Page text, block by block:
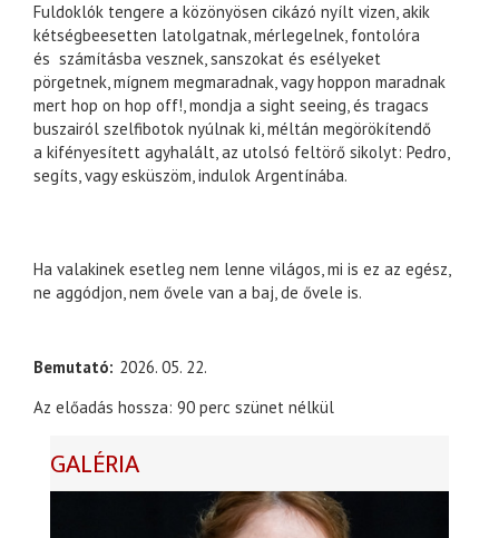
Fuldoklók tengere a közönyösen cikázó nyílt vizen, akik
kétségbeesetten latolgatnak, mérlegelnek, fontolóra
és számításba vesznek, sanszokat és esélyeket
pörgetnek, mígnem megmaradnak, vagy hoppon maradnak
mert hop on hop off!, mondja a sight seeing, és tragacs
buszairól szelfibotok nyúlnak ki, méltán megörökítendő
a kifényesített agyhalált, az utolsó feltörő sikolyt: Pedro,
segíts, vagy esküszöm, indulok Argentínába.
Ha valakinek esetleg nem lenne világos, mi is ez az egész,
ne aggódjon, nem ővele van a baj, de ővele is.
Bemutató 2026. 05. 22.
Az előadás hossza: 90 perc szünet nélkül
GALÉRIA